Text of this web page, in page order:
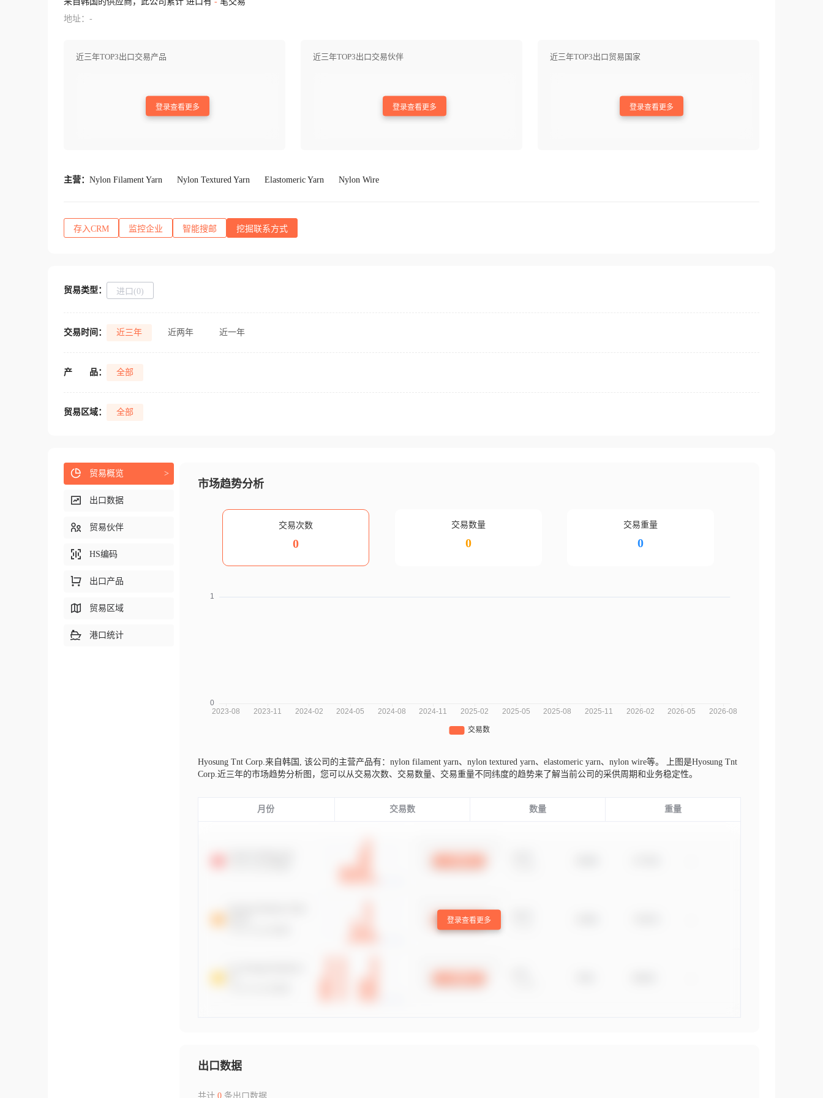
地址：-
近三年TOP3出口交易产品
登录查看更多
近三年TOP3出口交易伙伴
登录查看更多
近三年TOP3出口贸易国家
登录查看更多
主营： Nylon Filament Yarn Nylon Textured Yarn Elastomeric Yarn Nylon Wire
存入CRM 监控企业 智能搜邮 挖掘联系方式
贸易类型： 进口(0)
交易时间： 近三年 近两年 近一年
产 品： 全部
贸易区域： 全部
市场趋势分析
交易次数
0
交易数量
0
交易重量
0
Hyosung Tnt Corp.来自韩国, 该公司的主营产品有：nylon filament yarn、nylon textured yarn、elastomeric yarn、nylon wire等。
上图是Hyosung Tnt
Corp.近三年的市场趋势分析图，您可以从交易次数、交易数量、交易重量不同纬度的趋势来了解当前公司的采供周期和业务稳定性。
月份 交易数 数量 重量
登录查看更多
出口数据
共计 0条出口数据
贸易概览 >
出口数据
贸易伙伴
HS编码
出口产品
贸易区域
港口统计